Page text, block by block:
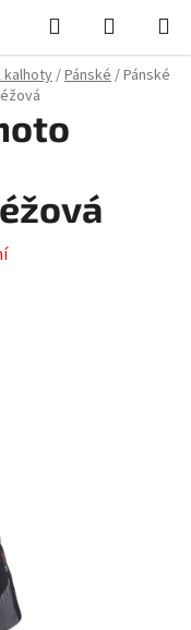
Hledat
KOŠÍK
kalhoty/Pánské/Pánské